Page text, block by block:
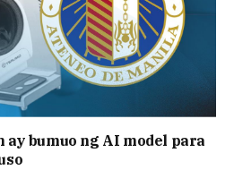
ay bumuo ng AI model para